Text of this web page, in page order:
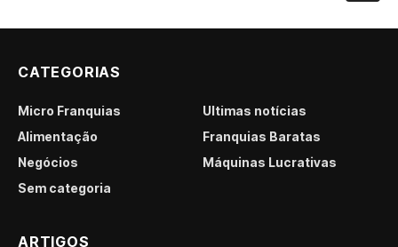
CATEGORIAS
Micro Franquias
Últimas notícias
Alimentação
Franquias Baratas
Negócios
Máquinas Lucrativas
Sem categoria
ARTIGOS